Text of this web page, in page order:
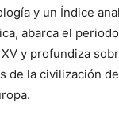
y un Índice
abarca el
y profundiza
de la civilización